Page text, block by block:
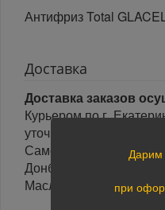
Антифриз Total
Доставка
Доставка заказов
Курьером по г.
уточнить по Тел: 8
Самовывоз по адресу г.
Донбасская 1,
Масла Автохимия
Дарим
при